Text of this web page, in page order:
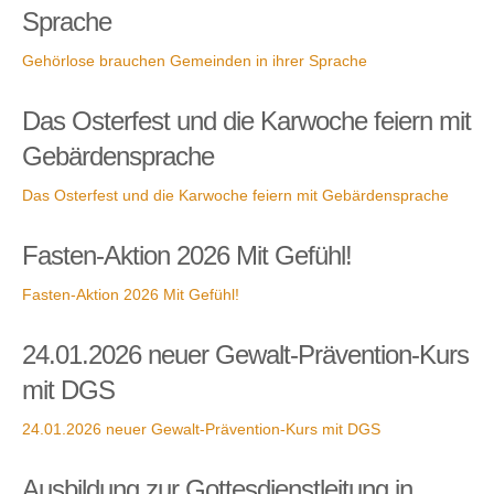
Sprache
Gehörlose brauchen Gemeinden in ihrer Sprache
Das Osterfest und die Karwoche feiern mit
Gebärdensprache
Das Osterfest und die Karwoche feiern mit Gebärdensprache
Fasten-Aktion 2026 Mit Gefühl!
Fasten-Aktion 2026 Mit Gefühl!
24.01.2026 neuer Gewalt-Prävention-Kurs
mit DGS
24.01.2026 neuer Gewalt-Prävention-Kurs mit DGS